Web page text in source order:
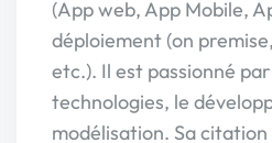
(App web, App Mobile,
déploiement (on
etc.). Il est passionné
technologies, le
modélisation. Sa citation